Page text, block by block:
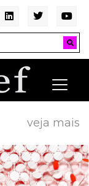
veja mais